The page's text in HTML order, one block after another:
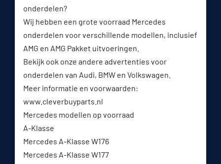
onderdelen?
Wij hebben een grote voorraad Mercedes
onderdelen voor verschillende modellen, inclusief
AMG en AMG Pakket uitvoeringen.
Bekijk ook onze andere advertenties voor
onderdelen van Audi, BMW en Volkswagen.
Meer informatie en voorwaarden:
www.cleverbuyparts.nl⁠
Mercedes modellen op voorraad
A-Klasse
Mercedes A-Klasse W176
Mercedes A-Klasse W177